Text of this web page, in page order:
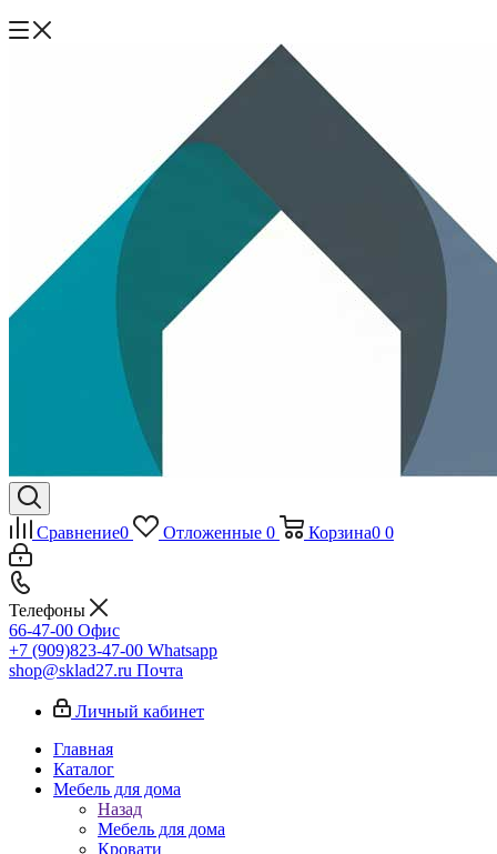
Сравнение0 Отложенные 0 Корзина0 0
Телефоны
66-47-00 Офис
+7 (909)823-47-00 Whatsapp
shop@sklad27.ru Почта
Личный кабинет
Главная
Каталог
Мебель для дома
Назад
Мебель для дома
Кровати